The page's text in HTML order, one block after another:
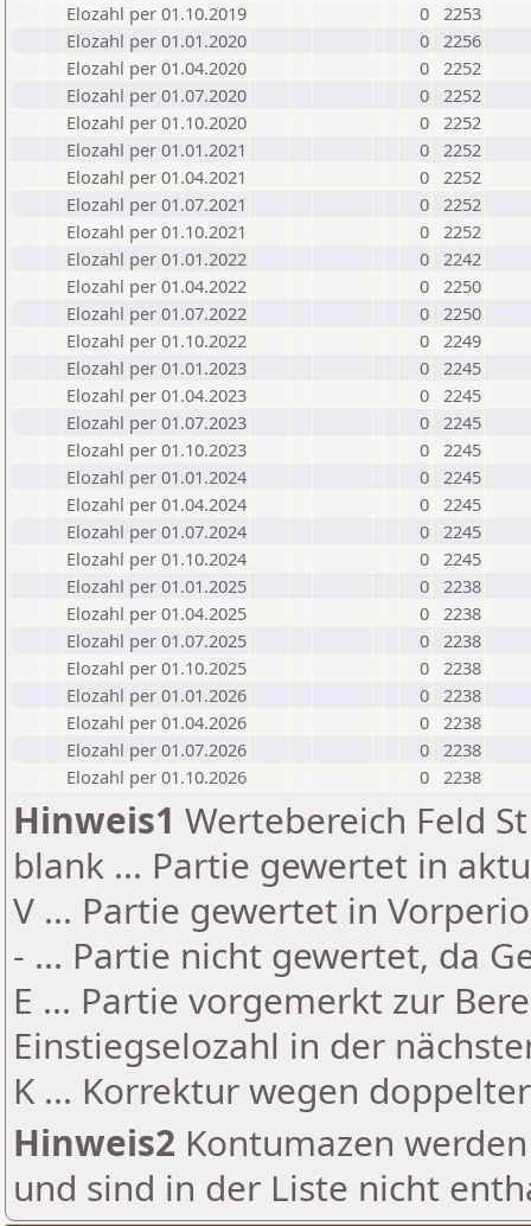
Elozahl per 01.10.2019
0 2253
Elozahl per 01.01.2020
0 2256
Elozahl per 01.04.2020
0 2252
Elozahl per 01.07.2020
0 2252
Elozahl per 01.10.2020
0 2252
Elozahl per 01.01.2021
0 2252
Elozahl per 01.04.2021
0 2252
Elozahl per 01.07.2021
0 2252
Elozahl per 01.10.2021
0 2252
Elozahl per 01.01.2022
0 2242
Elozahl per 01.04.2022
0 2250
Elozahl per 01.07.2022
0 2250
Elozahl per 01.10.2022
0 2249
Elozahl per 01.01.2023
0 2245
Elozahl per 01.04.2023
0 2245
Elozahl per 01.07.2023
0 2245
Elozahl per 01.10.2023
0 2245
Elozahl per 01.01.2024
0 2245
Elozahl per 01.04.2024
0 2245
Elozahl per 01.07.2024
0 2245
Elozahl per 01.10.2024
0 2245
Elozahl per 01.01.2025
0 2238
Elozahl per 01.04.2025
0 2238
Elozahl per 01.07.2025
0 2238
Elozahl per 01.10.2025
0 2238
Elozahl per 01.01.2026
0 2238
Elozahl per 01.04.2026
0 2238
Elozahl per 01.07.2026
0 2238
Elozahl per 01.10.2026
0 2238
Hinweis1 Wertebereich Feld
blank ... Partie gewertet in
V ... Partie gewertet in
- ... Partie nicht gewertet, da
E ... Partie vorgemerkt zur
Einstiegselozahl in der
K ... Korrektur wegen
Hinweis2 Kontumazen
und sind in der Liste nicht